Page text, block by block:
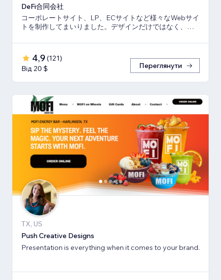
DeFi合同会社
コーポレートサイト、LP、ECサイトなど様々なWebサイ
トを制作してまいりました。デザインだけではなく、マ
4,9 (121)
Від 20 $
Переглянути
TX, US
Push Creative Designs
Presentation is everything when it comes to your brand.